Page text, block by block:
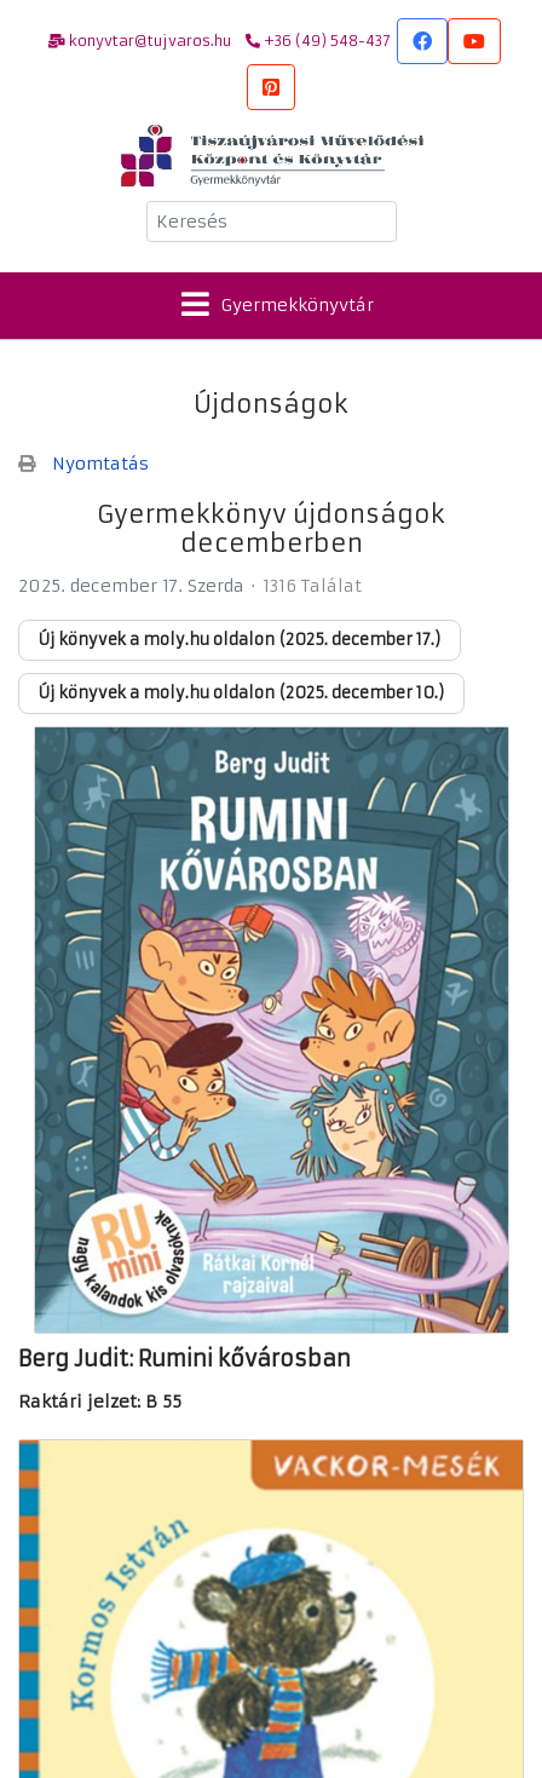
konyvtar@tujvaros.hu +36 (49) 548-437
Keresés
Gyermekkönyvtár
Újdonságok
Nyomtatás
Gyermekkönyv újdonságok
decemberben
2025. december 17. Szerda 1316 Találat
Új könyvek a moly.hu oldalon (2025. december 17.)
Új könyvek a moly.hu oldalon (2025. december 10.)
Berg Judit: Rumini kővárosban
Raktári jelzet: B 55